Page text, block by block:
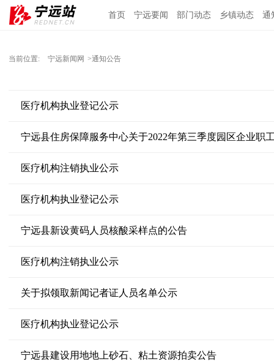
首页 宁远要闻 部门动态 乡镇动态 通
当前位置: 宁远新闻网 >通知公告
医疗机构执业登记公示
宁远县住房保障服务中心关于2022年第三季度园区企业职
医疗机构注销执业公示
医疗机构执业登记公示
宁远县新设黄码人员核酸采样点的公告
医疗机构注销执业公示
关于拟领取新闻记者证人员名单公示
医疗机构执业登记公示
宁远县建设用地地上砂石、粘土资源拍卖公告